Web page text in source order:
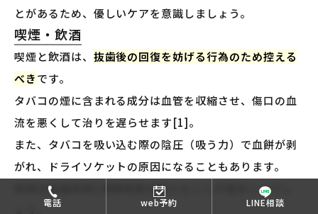
電話 web予約 LINE相談
とがあるため、優しいケアを意識しましょう。
喫煙・飲酒
喫煙と飲酒は、 抜歯後の回復を妨げる行為のため控える
べきです。
タバコの煙に含まれる成分は血管を収縮させ、傷口の血
流を悪くして治りを遅らせます[1]。
また、タバコを吸い込む際の陰圧（吸う力）で血餅が剥
がれ、ドライソケットの原因になることもあります。
喫煙は抜歯前後1週間程度は控えることが望ましいでし
ょう。